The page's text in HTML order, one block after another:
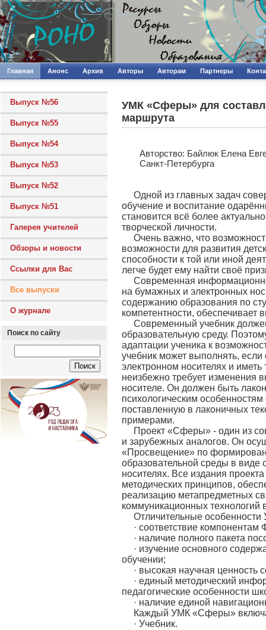
Главная Анонс Архив Авторы Авторам Партнеры
Выпуск №56
Выпуск №55
Выпуск №54
Выпуск №53
Выпуск №52
Выпуск №51
Галерея учителей
Обзоры и новости
Ссылки для Вас
Все выпуски
О журнале
Поиск по сайту
УМК «Сферы» для
маршрута
Авторcтво: Байлюк Елена
Санкт-Петербурга
Одной из главных задач
обучение и воспитание
становится всё более
творческой личности.
Очень важно, что
возможности для развития
способности к той или иной
легче будет ему найти своё
Современная
на бумажных и электронных
содержанию образования по
компетентности, обеспечивает
Современный учебник
образовательную среду.
адаптации ученика к
учебник может выполнять,
электронном носителях и
неизбежно требует изменения
носителе. Он должен быть
психологическим
поставленную в лаконичных
примерами.
Проект «Сферы» - один из
и зарубежных аналогов. Он
«Просвещение» по
образовательной среды в виде
носителях. Все издания
методических принципов,
реализацию метапредметных
коммуникационных технологий
Отличительные
· соответствие
· наличие полного пакета
· изучение основного
обучении;
· высокая научная ценность
· единый методический
педагогические особенности
· наличие единой
Каждый УМК «Сферы»
· Учебник.